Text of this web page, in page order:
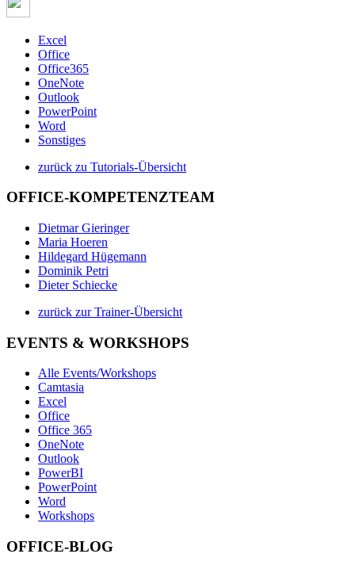
Excel
Office
Office365
OneNote
Outlook
PowerPoint
Word
Sonstiges
zurück zu Tutorials-Übersicht
OFFICE-KOMPETENZTEAM
Dietmar Gieringer
Maria Hoeren
Hildegard Hügemann
Dominik Petri
Dieter Schiecke
zurück zur Trainer-Übersicht
EVENTS & WORKSHOPS
Alle Events/Workshops
Camtasia
Excel
Office
Office 365
OneNote
Outlook
PowerBI
PowerPoint
Word
Workshops
OFFICE-BLOG